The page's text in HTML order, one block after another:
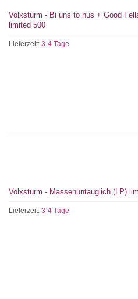
Volxsturm - Bi uns to hus + Good
limited 500
Lieferzeit: 3-4 Tage
Volxsturm - Massenuntauglich (LP)
Lieferzeit: 3-4 Tage